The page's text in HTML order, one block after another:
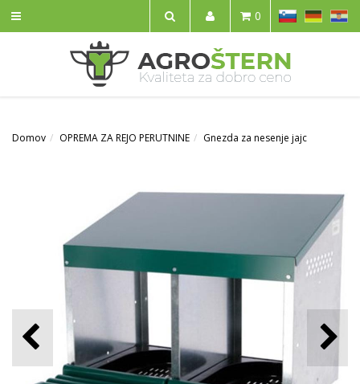
IŠČI
SL HR
0
Domov OPREMA ZA REJO PERUTNINE Gnezda za nesenje jajc